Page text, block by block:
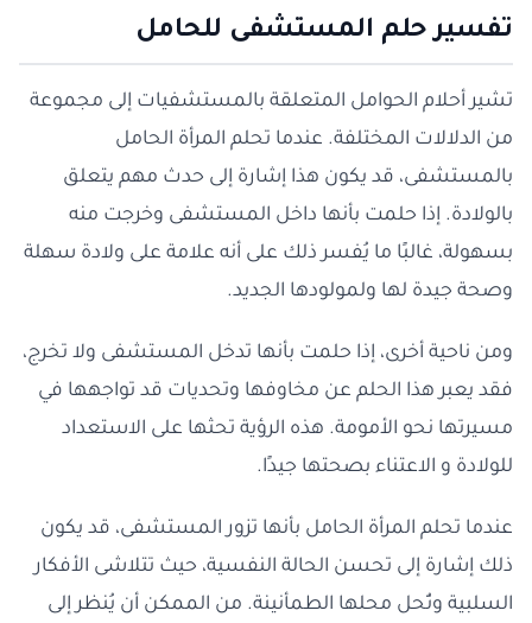
تفسير حلم المستشفى للحامل
تشير أحلام الحوامل المتعلقة بالمستشفيات إلى مجموعة
من الدلالات المختلفة. عندما تحلم المرأة الحامل
بالمستشفى، قد يكون هذا إشارة إلى حدث مهم يتعلق
بالولادة. إذا حلمت بأنها داخل المستشفى وخرجت منه
بسهولة، غالبًا ما يُفسر ذلك على أنه علامة على ولادة سهلة
وصحة جيدة لها ولمولودها الجديد.
ومن ناحية أخرى، إذا حلمت بأنها تدخل المستشفى ولا تخرج،
فقد يعبر هذا الحلم عن مخاوفها وتحديات قد تواجهها في
مسيرتها نحو الأمومة. هذه الرؤية تحثها على الاستعداد
للولادة و الاعتناء بصحتها جيدًا.
عندما تحلم المرأة الحامل بأنها تزور المستشفى، قد يكون
ذلك إشارة إلى تحسن الحالة النفسية، حيث تتلاشى الأفكار
السلبية وتُحل محلها الطمأنينة. من الممكن أن يُنظر إلى